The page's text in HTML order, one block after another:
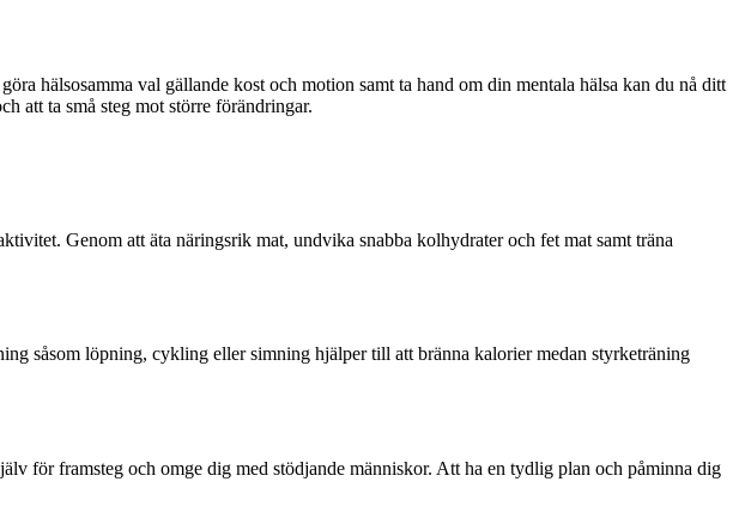
hälsosamma val gällande kost och motion samt ta hand om din mentala hälsa kan du nå ditt
att ta små steg mot större förändringar.
Genom att äta näringsrik mat, undvika snabba kolhydrater och fet mat samt träna
såsom löpning, cykling eller simning hjälper till att bränna kalorier medan styrketräning
för framsteg och omge dig med stödjande människor. Att ha en tydlig plan och påminna dig